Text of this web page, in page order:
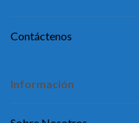
Contáctenos
Información